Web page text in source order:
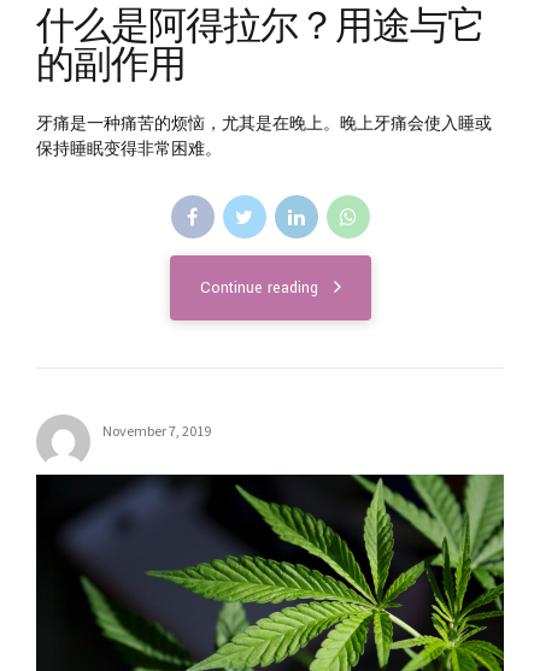
什么是阿得拉尔？用途与它
的副作用
牙痛是一种痛苦的烦恼，尤其是在晚上。晚上牙痛会使入睡或
保持睡眠变得非常困难。
Continue reading
November 7, 2019